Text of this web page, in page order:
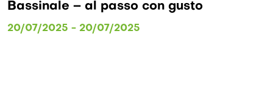
– al passo con gusto
- 20/07/2025